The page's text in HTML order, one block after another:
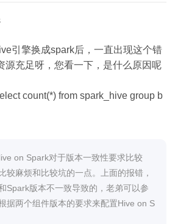
引擎换成spark后，一直出现这个错
源充足呀，您看一下，是什么原因呢
count(*) from spark_hive group b
8f94-4
1 out of 1
the average load for a reducer (i
on Spark对于版本一致性要求比较
较麻烦和比较坑的一点。上面的报错，
Spark版本不一致导致的，老弟可以参
据两个组件版本的要求来配置Hive on S